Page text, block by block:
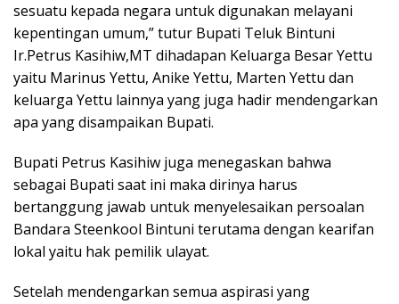
sesuatu kepada negara untuk digunakan melayani
kepentingan umum,” tutur Bupati Teluk Bintuni
Ir.Petrus Kasihiw,MT dihadapan Keluarga Besar Yettu
yaitu Marinus Yettu, Anike Yettu, Marten Yettu dan
keluarga Yettu lainnya yang juga hadir mendengarkan
apa yang disampaikan Bupati.
Bupati Petrus Kasihiw juga menegaskan bahwa
sebagai Bupati saat ini maka dirinya harus
bertanggung jawab untuk menyelesaikan persoalan
Bandara Steenkool Bintuni terutama dengan kearifan
lokal yaitu hak pemilik ulayat.
Setelah mendengarkan semua aspirasi yang